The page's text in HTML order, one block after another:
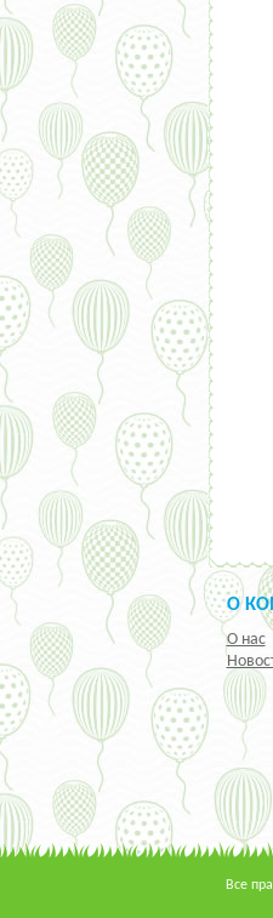
О
О нас
Все